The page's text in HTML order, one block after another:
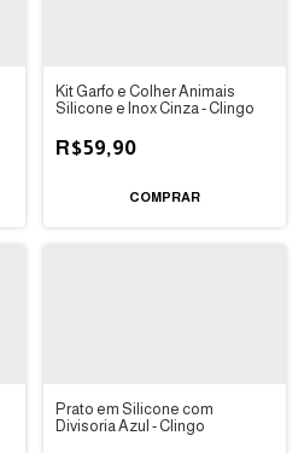
Kit Garfo e Colher Animais
Silicone e Inox Cinza - Clingo
R$59,90
Prato em Silicone com
Divisoria Azul - Clingo